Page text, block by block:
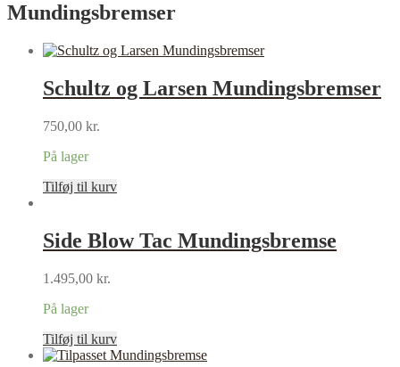
Mundingsbremser
Schultz og Larsen Mundingsbremser
750,00 kr.
På lager
Tilføj til kurv
Side Blow Tac Mundingsbremse
1.495,00 kr.
På lager
Tilføj til kurv